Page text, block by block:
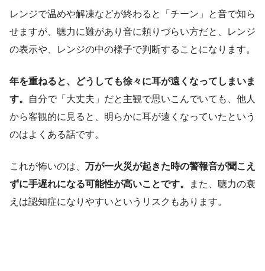
レンジで温めや解凍などが終わると「チーン」と音で知ら
せますが、聴力に難があり音に頼りづらい方だと、レンジ
の表示や、レンジの中の様子で判断することになります。
年を重ねると、どうしても徐々に耳が遠くなってしまいま
す。
自分で「大丈夫」だと主観で思いこんでいても、他人
から客観的に見ると、明らかに耳が遠くなっていたという
のはよくある話です。
これが怖いのは、 万が一火災が起きた時の警報音が聞こえ
ずに手遅れになる可能性が高いことです。
また、聴力の衰
えは認知症になりやすいというリスクもあります。